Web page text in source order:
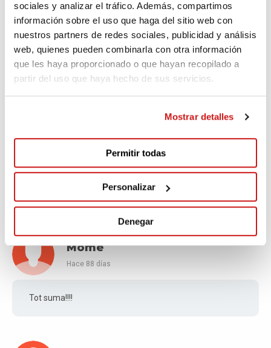
sociales y analizar el tráfico. Además, compartimos
información sobre el uso que haga del sitio web con
nuestros partners de redes sociales, publicidad y análisis
web, quienes pueden combinarla con otra información
que les haya proporcionado o que hayan recopilado a
partir del uso que haya hecho de sus servicios.
Mostrar detalles
Permitir todas
Personalizar
Denegar
JUAN BRIAS
Hace 87 días
por la labor que hacéis y los beneficios que aportáis a
los pacientes
Mome
Hace 88 días
Tot suma!!!!